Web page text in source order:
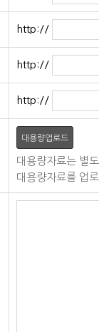
http://
http://
http://
대용량업로드
대용량자료는 별
대용량자료를 업